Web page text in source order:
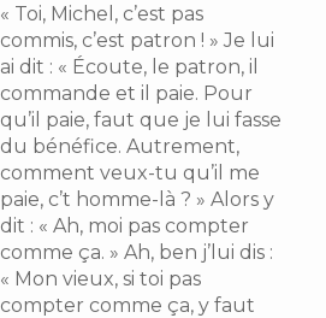
« Toi, Michel, c’est pas
commis, c’est patron ! » Je lui
ai dit : « Écoute, le patron, il
commande et il paie. Pour
qu’il paie, faut que je lui fasse
du bénéfice. Autrement,
comment veux-tu qu’il me
paie, c’t homme-là ? » Alors y
dit : « Ah, moi pas compter
comme ça. » Ah, ben j’lui dis :
« Mon vieux, si toi pas
compter comme ça, y faut